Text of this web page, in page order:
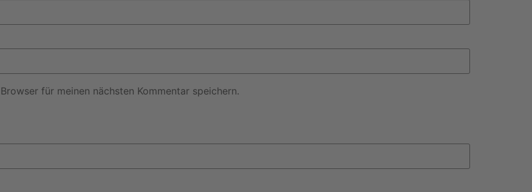
für meinen nächsten Kommentar speichern.